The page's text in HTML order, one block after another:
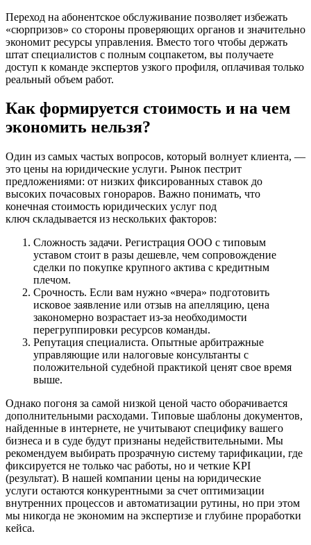
Переход на абонентское обслуживание позволяет избежать
«сюрпризов» со стороны проверяющих органов и значительно
экономит ресурсы управления. Вместо того чтобы держать
штат специалистов с полным соцпакетом, вы получаете
доступ к команде экспертов узкого профиля, оплачивая только
реальный объем работ.
Как формируется стоимость и на чем
экономить нельзя?
Один из самых частых вопросов, который волнует клиента, —
это цены на юридические услуги. Рынок пестрит
предложениями: от низких фиксированных ставок до
высоких почасовых гонораров. Важно понимать, что
конечная стоимость юридических услуг под
ключ складывается из нескольких факторов:
Сложность задачи. Регистрация ООО с типовым
уставом стоит в разы дешевле, чем сопровождение
сделки по покупке крупного актива с кредитным
плечом.
Срочность. Если вам нужно «вчера» подготовить
исковое заявление или отзыв на апелляцию, цена
закономерно возрастает из-за необходимости
перегруппировки ресурсов команды.
Репутация специалиста. Опытные арбитражные
управляющие или налоговые консультанты с
положительной судебной практикой ценят свое время
выше.
Однако погоня за самой низкой ценой часто оборачивается
дополнительными расходами. Типовые шаблоны документов,
найденные в интернете, не учитывают специфику вашего
бизнеса и в суде будут признаны недействительными. Мы
рекомендуем выбирать прозрачную систему тарификации, где
фиксируется не только час работы, но и четкие KPI
(результат). В нашей компании цены на юридические
услуги остаются конкурентными за счет оптимизации
внутренних процессов и автоматизации рутины, но при этом
мы никогда не экономим на экспертизе и глубине проработки
кейса.